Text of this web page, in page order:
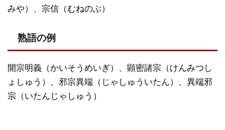
みや）、宗信（むねのぶ）
熟語の例
開宗明義（かいそうめいぎ）、顕密諸宗（けんみつし
ょしゅう）、邪宗異端（じゃしゅういたん）、異端邪
宗（いたんじゃしゅう）